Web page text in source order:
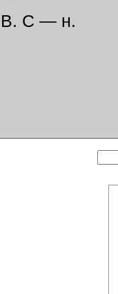
В. С — н.